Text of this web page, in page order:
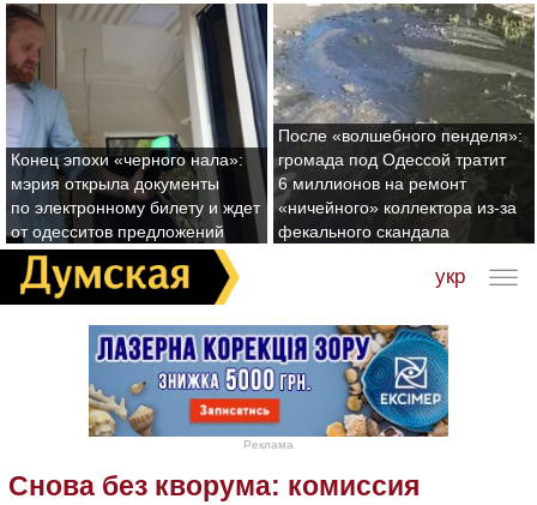
Конец эпохи «черного нала»:
мэрия открыла документы
по электронному билету и ждет
от одесситов предложений
После «волшебного пенделя»:
громада под Одессой тратит
6 миллионов на ремонт
«ничейного» коллектора из-за
фекального скандала
укр
Реклама
Снова без кворума: комиссия